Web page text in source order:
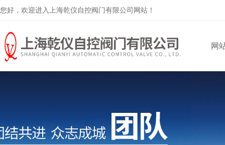
您好，欢迎进入上海乾仪自控阀门有限公司网站！
网